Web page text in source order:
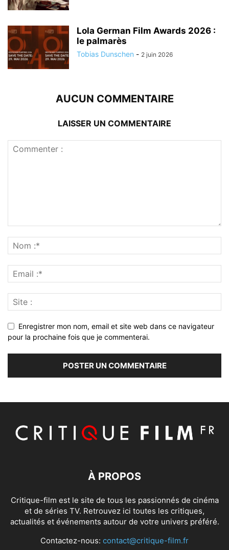
Lola German Film Awards 2026 :
le palmarès
Tobias Dunschen - 2 juin 2026
AUCUN COMMENTAIRE
LAISSER UN COMMENTAIRE
Enregistrer mon nom, email et site web dans ce navigateur
pour la prochaine fois que je commenterai.
À PROPOS
Critique-film est le site de tous les passionnés de cinéma
et de séries TV. Retrouvez ici toutes les critiques,
actualités et événements autour de votre univers préféré.
Contactez-nous: contact@critique-film.fr